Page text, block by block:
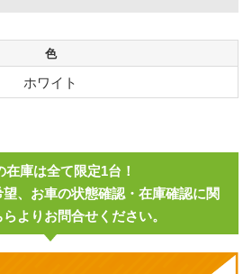
色
ホワイト
在庫は全て限定1台！
、お車の状態確認・在庫確認に関
よりお問合せください。